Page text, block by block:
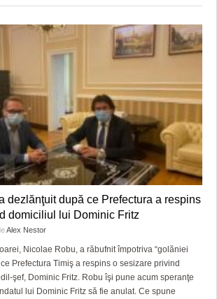
dezlănţuit după ce Prefectura a respins
domiciliul lui Dominic Fritz
Alex Nestor
Nicolae Robu, a răbufnit împotriva “golăniei
Prefectura Timiş a respins o sesizare privind
şef, Dominic Fritz. Robu îşi pune acum speranţe
lui Dominic Fritz să fie anulat. Ce spune